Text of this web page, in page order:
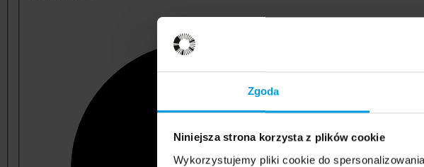
Zgoda
Niniejsza strona korzysta z plików cookie
Wykorzystujemy pliki cookie do